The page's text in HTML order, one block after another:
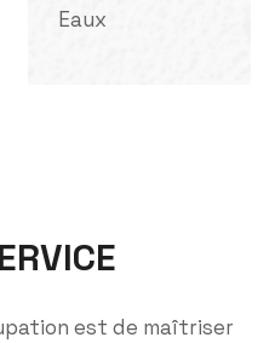
Eaux
ERVICE
est de maîtriser